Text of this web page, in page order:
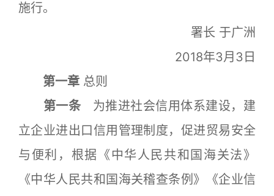
施行。
署长 于广洲
2018年3月3日
第一章 总则
第一条 为推进社会信用体系建设，建
立企业进出口信用管理制度，促进贸易安全
与便利，根据《中华人民共和国海关法》
《中华人民共和国海关稽查条例》《企业信